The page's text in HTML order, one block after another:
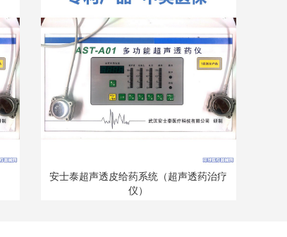
安士泰超声透皮给药系统（超声透药治疗
仪）